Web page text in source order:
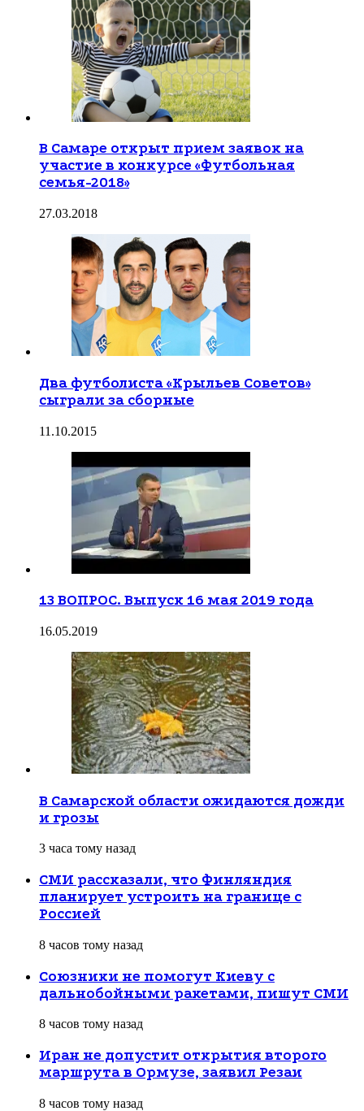
В Самаре открыт прием заявок на
участие в конкурсе «Футбольная
семья-2018»
27.03.2018
Два футболиста «Крыльев Советов»
сыграли за сборные
11.10.2015
13 ВОПРОС. Выпуск 16 мая 2019 года
16.05.2019
В Самарской области ожидаются дожди
и грозы
3 часа тому назад
СМИ рассказали, что Финляндия
планирует устроить на границе с
Россией
8 часов тому назад
Союзники не помогут Киеву с
дальнобойными ракетами, пишут СМИ
8 часов тому назад
Иран не допустит открытия второго
маршрута в Ормузе, заявил Резаи
8 часов тому назад